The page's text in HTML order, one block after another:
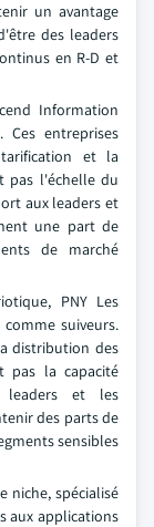
un avantage
des leaders
en R-D et
Information
Ces entreprises
et la
pas l'échelle du
aux leaders et
une part de
de marché
PNY Les
suiveurs.
distribution des
pas la capacité
leaders et les
des parts de
sensibles
niche, spécialisé
aux applications